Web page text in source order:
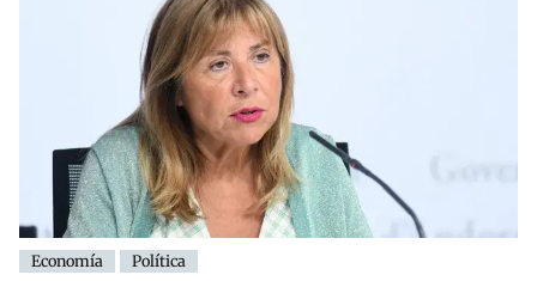
Economía Política